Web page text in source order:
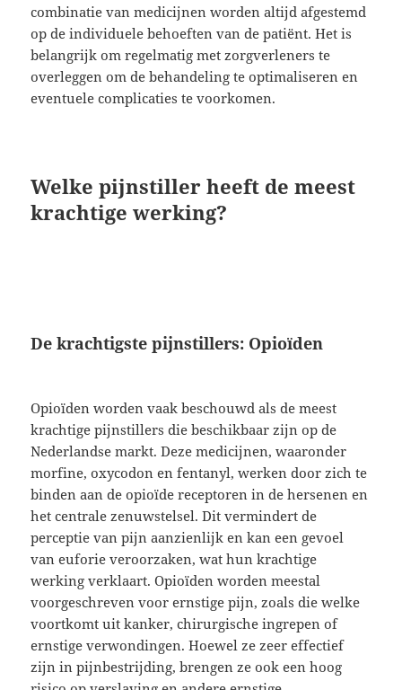
combinatie van medicijnen worden altijd afgestemd
op de individuele behoeften van de patiënt. Het is
belangrijk om regelmatig met zorgverleners te
overleggen om de behandeling te optimaliseren en
eventuele complicaties te voorkomen.
Welke pijnstiller heeft de meest
krachtige werking?
De krachtigste pijnstillers: Opioïden
Opioïden worden vaak beschouwd als de meest
krachtige pijnstillers die beschikbaar zijn op de
Nederlandse markt. Deze medicijnen, waaronder
morfine, oxycodon en fentanyl, werken door zich te
binden aan de opioïde receptoren in de hersenen en
het centrale zenuwstelsel. Dit vermindert de
perceptie van pijn aanzienlijk en kan een gevoel
van euforie veroorzaken, wat hun krachtige
werking verklaart. Opioïden worden meestal
voorgeschreven voor ernstige pijn, zoals die welke
voortkomt uit kanker, chirurgische ingrepen of
ernstige verwondingen. Hoewel ze zeer effectief
zijn in pijnbestrijding, brengen ze ook een hoog